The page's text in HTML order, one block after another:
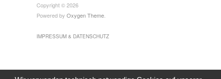
Copyright © 2026
Powered by Oxygen Theme
IMPRESSUM & DATENSCHUTZ